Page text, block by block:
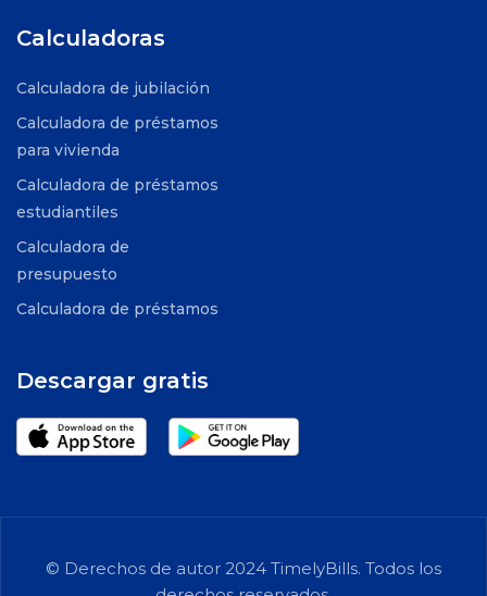
Calculadoras
Calculadora de jubilación
Calculadora de préstamos
para vivienda
Calculadora de préstamos
estudiantiles
Calculadora de
presupuesto
Calculadora de préstamos
Descargar gratis
© Derechos de autor 2024 TimelyBills. Todos los